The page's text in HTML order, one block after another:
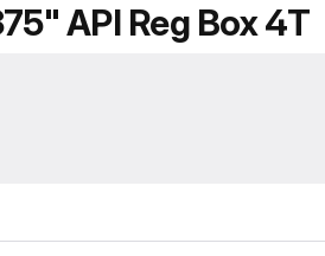
API Reg Box 4T